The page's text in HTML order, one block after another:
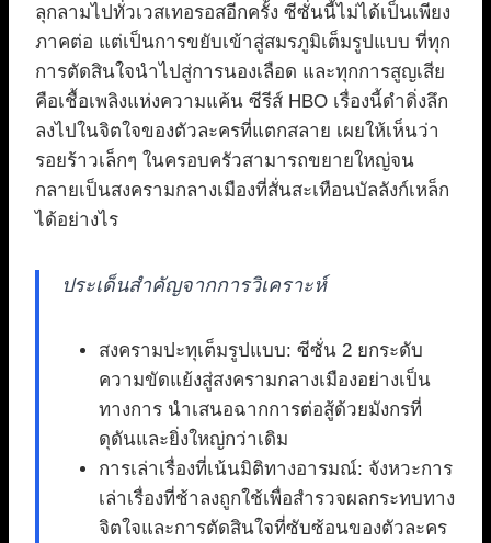
ลุกลามไปทั่วเวสเทอรอสอีกครั้ง ซีซั่นนี้ไม่ได้เป็นเพียง
ภาคต่อ แต่เป็นการขยับเข้าสู่สมรภูมิเต็มรูปแบบ ที่ทุก
การตัดสินใจนำไปสู่การนองเลือด และทุกการสูญเสีย
คือเชื้อเพลิงแห่งความแค้น ซีรีส์ HBO เรื่องนี้ดำดิ่งลึก
ลงไปในจิตใจของตัวละครที่แตกสลาย เผยให้เห็นว่า
รอยร้าวเล็กๆ ในครอบครัวสามารถขยายใหญ่จน
กลายเป็นสงครามกลางเมืองที่สั่นสะเทือนบัลลังก์เหล็ก
ได้อย่างไร
ประเด็นสำคัญจากการวิเคราะห์
สงครามปะทุเต็มรูปแบบ: ซีซั่น 2 ยกระดับ
ความขัดแย้งสู่สงครามกลางเมืองอย่างเป็น
ทางการ นำเสนอฉากการต่อสู้ด้วยมังกรที่
ดุดันและยิ่งใหญ่กว่าเดิม
การเล่าเรื่องที่เน้นมิติทางอารมณ์: จังหวะการ
เล่าเรื่องที่ช้าลงถูกใช้เพื่อสำรวจผลกระทบทาง
จิตใจและการตัดสินใจที่ซับซ้อนของตัวละคร